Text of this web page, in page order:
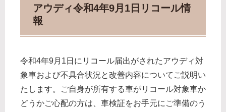
アウディ令和4年9月1日リコール情
報
令和4年9月1日にリコール届出がされたアウディ対
象車および不具合状況と改善内容についてご説明い
たします。ご自身が所有する車がリコール対象車か
どうかご心配の方は、車検証をお手元にご準備のう